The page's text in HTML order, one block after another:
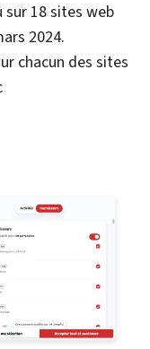
sur 18 sites web
2024.
chacun des sites